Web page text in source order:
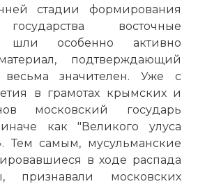
стадии формирования
восточные
шли особенно активно
подтверждающий
значителен. Уже с
в грамотах крымских и
московский государь
как "Великого улуса
Тем самым, мусульманские
в ходе распада
признавали московских